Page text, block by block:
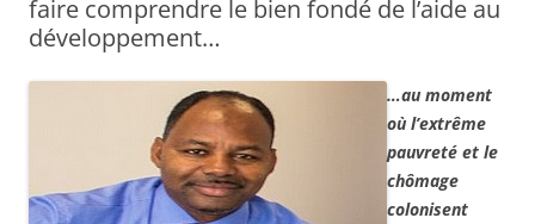
faire comprendre le bien fondé de l’aide au
développement…
…au moment
où l’extrême
pauvreté et le
chômage
colonisent